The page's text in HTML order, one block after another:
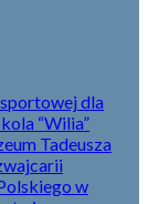
dla
“Wilia”
Tadeusza
w